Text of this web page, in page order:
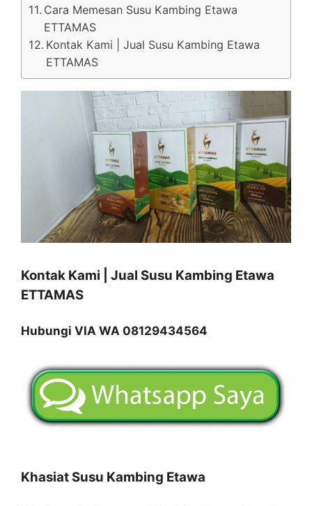
Cara Memesan Susu Kambing Etawa
ETTAMAS
Kontak Kami | Jual Susu Kambing Etawa
ETTAMAS
Kontak Kami | Jual Susu Kambing Etawa
ETTAMAS
Hubungi VIA WA 08129434564
Khasiat Susu Kambing Etawa